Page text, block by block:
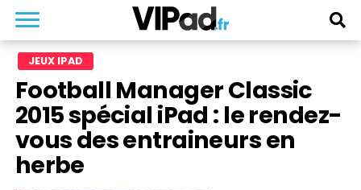
JEUX IPAD
Football Manager Classic
2015 spécial iPad : le rendez-
vous des entraineurs en
herbe